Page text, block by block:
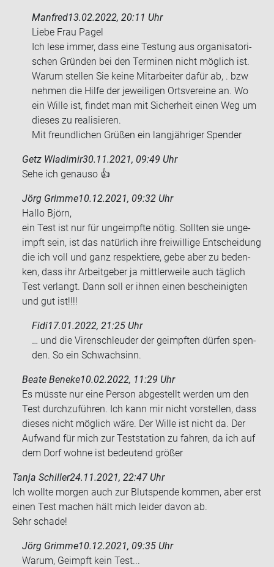
Manfred13.02.2022, 20:11 Uhr
Liebe Frau Pagel
Ich lese immer, dass eine Tes­tung aus or­ga­ni­sa­to­ri­
schen Grün­den bei den Ter­mi­nen nicht mög­lich ist.
Warum stel­len Sie keine Mit­ar­bei­ter dafür ab, . bzw
neh­men die Hilfe der je­wei­li­gen Orts­ver­ei­ne an. Wo
ein Wille ist, fin­det man mit Si­cher­heit einen Weg um
die­ses zu rea­li­sie­ren.
Mit freund­li­chen Grü­ßen ein lang­jäh­ri­ger Spen­der
Getz Wladimir30.11.2021, 09:49 Uhr
Sehe ich ge­nau­so 👍
Jörg Grimme10.12.2021, 09:32 Uhr
Hallo Björn,
ein Test ist nur für un­ge­impf­te nötig. Soll­ten sie un­ge­
impft sein, ist das na­tür­lich ihre frei­wil­li­ge Ent­schei­dung
die ich voll und ganz re­spek­tie­re, gebe aber zu be­den­
ken, dass ihr Ar­beit­ge­ber ja mitt­ler­wei­le auch täg­lich
Test ver­langt. Dann soll er ihnen einen be­schei­nig­ten
und gut ist!!!!
Fidi17.01.2022, 21:25 Uhr
… und die Vi­ren­schleu­der der ge­impf­ten dür­fen spen­
den. So ein Schwach­sinn.
Beate Beneke10.02.2022, 11:29 Uhr
Es müss­te nur eine Per­son ab­ge­stellt wer­den um den
Test durch­zu­füh­ren. Ich kann mir nicht vor­stel­len, dass
die­ses nicht mög­lich wäre. Der Wille ist nicht da. Der
Auf­wand für mich zur Test­sta­ti­on zu fah­ren, da ich auf
dem Dorf wohne ist be­deu­tend grö­ßer
Tanja Schiller24.11.2021, 22:47 Uhr
Ich woll­te mor­gen auch zur Blut­spen­de kom­men, aber erst
einen Test ma­chen hält mich lei­der davon ab.
Sehr scha­de!
Jörg Grimme10.12.2021, 09:35 Uhr
Warum, Ge­impft kein Test...